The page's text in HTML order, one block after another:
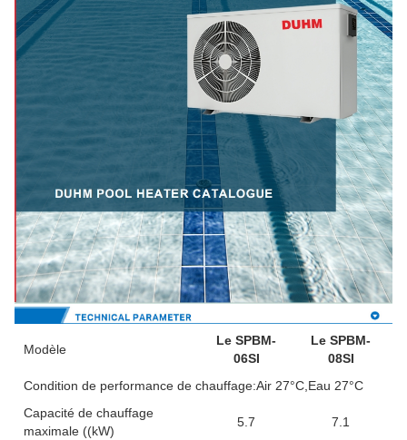
Modèle
Le SPBM-
06SI
Le SPBM-
08SI
Condition de performance de chauffage:Air 27°C,Eau 27°C
Capacité de chauffage
maximale ((kW)
5.7 7.1